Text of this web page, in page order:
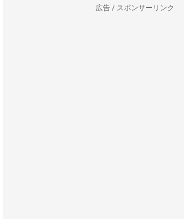
広告 / スポンサーリンク